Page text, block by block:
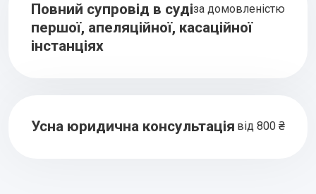
за домовленістю
Повний супровід в суді
першої, апеляційної, касаційної
інстанціях
від 800 ₴
Усна юридична консультація